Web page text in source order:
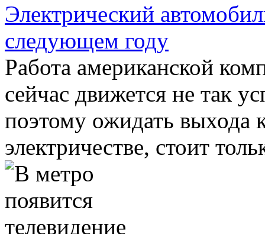
Электрический
следующем году
Работа американской
сейчас движется не так
поэтому ожидать выхода
электричестве, стоит